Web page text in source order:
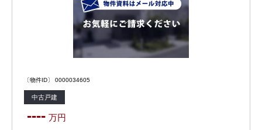
〔物件ID〕 0000034605
中古戸建
---- 万円